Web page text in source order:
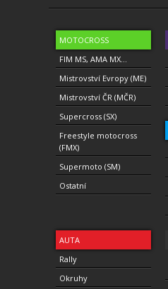
MOTOCROSS
FIM MS, AMA MX...
Mistrovství Evropy (ME)
Mistrovství ČR (MČR)
Supercross (SX)
Freestyle motocross
(FMX)
Supermoto (SM)
Ostatní
AUTA
Rally
Okruhy